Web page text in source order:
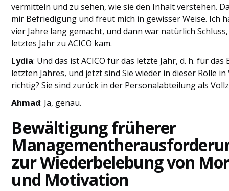
vermitteln und zu sehen, wie sie den Inhalt verstehen.
mir Befriedigung und freut mich in gewisser Weise. Ich
vier Jahre lang gemacht, und dann war natürlich
letztes Jahr zu ACICO kam.
Lydia: Und das ist ACICO für das letzte Jahr, d. h. für das
letzten Jahres, und jetzt sind Sie wieder in dieser Rolle in
richtig? Sie sind zurück in der Personalabteilung als
Ahmad: Ja, genau.
Bewältigung früherer
zur Wiederbelebung von
und Motivation